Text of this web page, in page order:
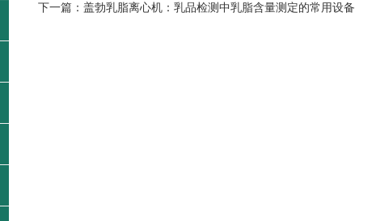
下一篇： 盖勃乳脂离心机：乳品检测中乳脂含量测定的常用设备